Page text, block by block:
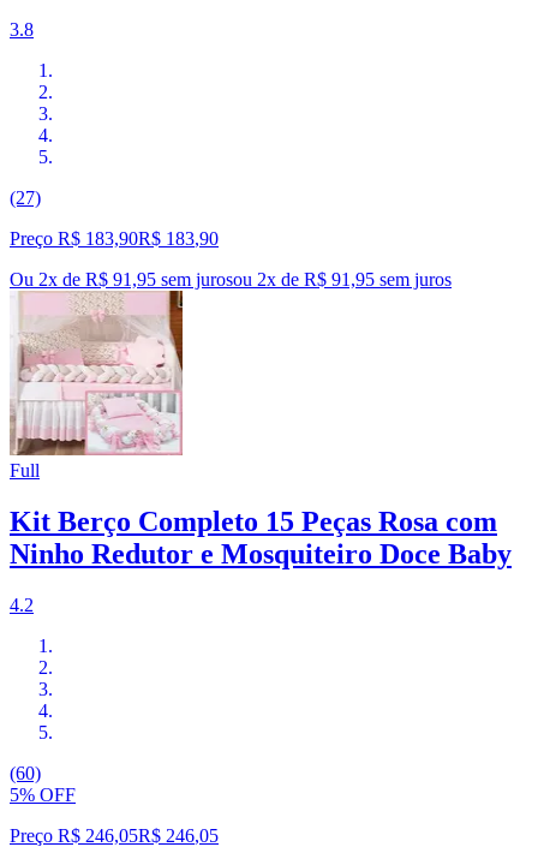
3.8
(27)
Preço R$ 183,90R$ 183,90
Ou 2x de R$ 91,95 sem jurosou 2x de R$ 91,95 sem juros
Full
Kit Berço Completo 15 Peças Rosa com
Ninho Redutor e Mosquiteiro Doce Baby
4.2
(60)
5% OFF
Preço R$ 246,05R$ 246,05